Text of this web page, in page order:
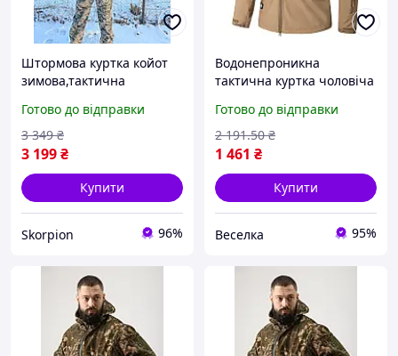
Штормова куртка койот
зимова,тактична
,куртка зимова
койот,куртка койот
зимова
Готово до відправки
3 199₴
3 349 ₴
Купити
Skorpion 96%
Водонепроникна
тактична куртка чоловіча
для активного відпочинку
та повсякденного носіння
FLAME
Готово до відправки
1 461 ₴
2 191.50 ₴
Купити
Веселка 95%